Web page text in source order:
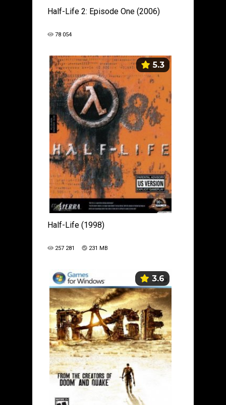
Half-Life 2: Episode One (2006)
78 054
5.3
Half-Life (1998)
257 281 231 MB
3.6